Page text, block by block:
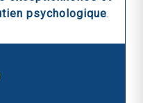
psychologique.